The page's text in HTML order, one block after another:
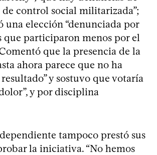
control social militarizada”;
una elección “denunciada por
que participaron menos por el
que la presencia de la
ahora parece que no ha
y sostuvo que votaría
y por disciplina
tampoco prestó sus
la iniciativa. “No hemos